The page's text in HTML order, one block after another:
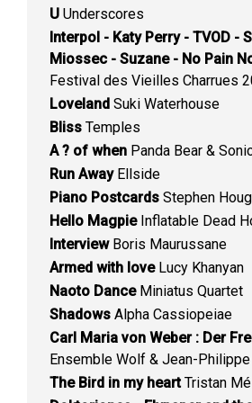
U Underscores
Interpol - Katy Perry - TVOD -
Miossec - Suzane - No Pain
Festival des Vieilles Charrues
Loveland Suki Waterhouse
Bliss Temples
A ? of when Panda Bear &
Run AwayEllside
Piano Postcards Stephen
Hello MagpieInflatable Dead
InterviewBoris Maurussane
Armed with loveLucy Khanyan
Naoto DanceMiniatus Quartet
Shadows Alpha Cassiopeiae
Carl Maria von Weber : Der
Ensemble Wolf & Jean-
The Bird in my heartTristan